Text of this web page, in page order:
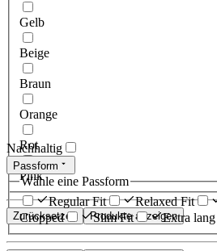
Gelb
Beige
Braun
Orange
Rot
Pink
Zurücksetzen Produkte anzeigen
Nachhaltig
Passform
Wähle eine Passform
Regular Fit
Relaxed Fit
Cropped
Slim Fit Extra lang